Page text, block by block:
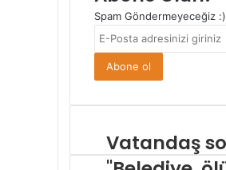
Spam Göndermeyeceğiz :)
E-
adresinizi
giriniz
Vatandaş